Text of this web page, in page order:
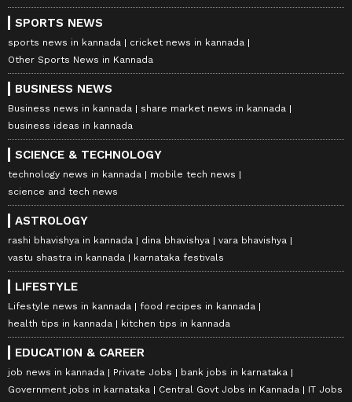
SPORTS NEWS
sports news in kannada
cricket news in kannada
Other Sports News in Kannada
BUSINESS NEWS
Business news in kannada
share market news in kannada
business ideas in kannada
SCIENCE & TECHNOLOGY
technology news in kannada
mobile tech news
science and tech news
ASTROLOGY
rashi bhavishya in kannada dina bhavishya
vara bhavishya
vastu shastra in kannada
karnataka festivals
LIFESTYLE
Lifestyle news in kannada
food recipes in kannada
health tips in kannada
kitchen tips in kannada
EDUCATION & CAREER
job news in kannada Private Jobs
bank jobs in karnataka
Government jobs in karnataka
Central Govt Jobs in Kannada IT Jobs